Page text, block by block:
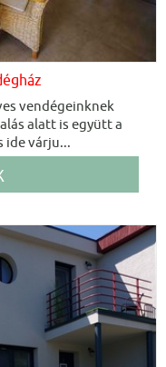
vendégeinknek
alatt is együtt a
ide várju...